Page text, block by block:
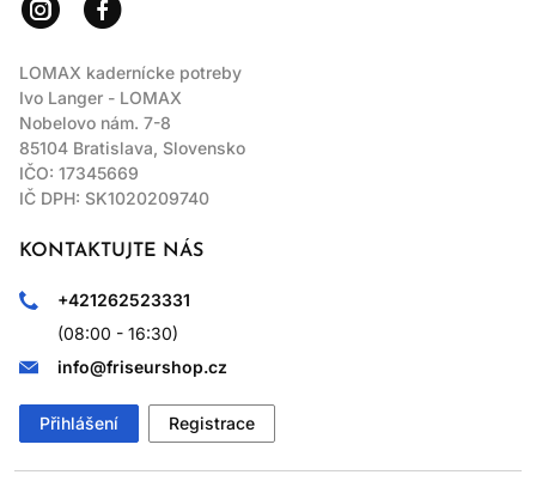
LOMAX kadernícke potreby
Ivo Langer - LOMAX
Nobelovo nám. 7-8
85104 Bratislava, Slovensko
IČO: 17345669
IČ DPH: SK1020209740
KONTAKTUJTE NÁS
+421262523331
(08:00 - 16:30)
info@friseurshop.cz
Přihlášení Registrace